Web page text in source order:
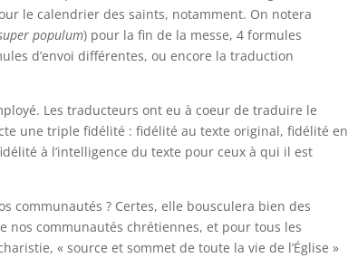
le calendrier des saints, notamment. On notera
populum) pour la fin de la messe, 4 formules
d’envoi différentes, ou encore la traduction
Les traducteurs ont eu à coeur de traduire le
une triple fidélité : fidélité au texte original, fidélité en
à l’intelligence du texte pour ceux à qui il est
communautés ? Certes, elle bousculera bien des
nos communautés chrétiennes, et pour tous les
« source et sommet de toute la vie de l’Église »